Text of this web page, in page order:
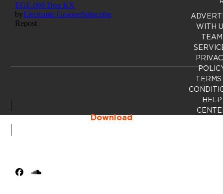
Download
Facebook
SoundCloud
WITH
TEAM
TERMS
HELP